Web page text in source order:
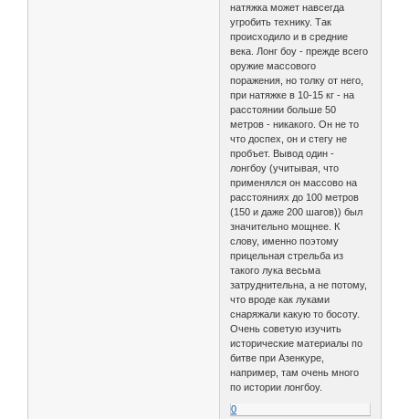
натяжка может навсегда
угробить технику. Так
происходило и в средние
века. Лонг боу - прежде всего
оружие массового
поражения, но толку от него,
при натяжке в 10-15 кг - на
расстоянии больше 50
метров - никакого. Он не то
что доспех, он и стегу не
пробъет. Вывод один -
лонгбоу (учитывая, что
применялся он массово на
расстояниях до 100 метров
(150 и даже 200 шагов)) был
значительно мощнее. К
слову, именно поэтому
прицельная стрельба из
такого лука весьма
затруднительна, а не потому,
что вроде как луками
снаряжали какую то босоту.
Очень советую изучить
исторические материалы по
битве при Азенкуре,
например, там очень много
по истории лонгбоу.
0